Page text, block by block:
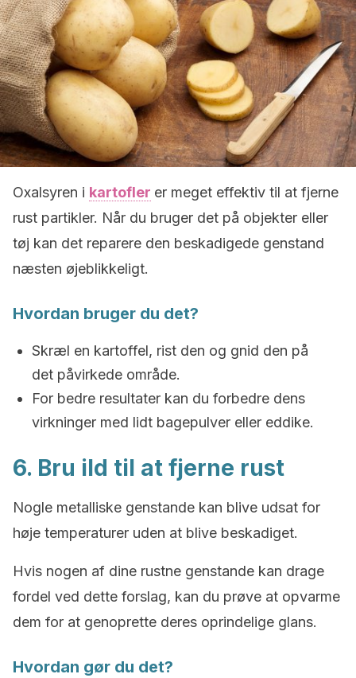
Oxalsyren i kartofler er meget effektiv til at fjerne
rust partikler. Når du bruger det på objekter eller
tøj kan det reparere den beskadigede genstand
næsten øjeblikkeligt.
Hvordan bruger du det?
Skræl en kartoffel, rist den og gnid den på
det påvirkede område.
For bedre resultater kan du forbedre dens
virkninger med lidt bagepulver eller eddike.
6. Bru ild til at fjerne rust
Nogle metalliske genstande kan blive udsat for
høje temperaturer uden at blive beskadiget.
Hvis nogen af dine rustne genstande kan drage
fordel ved dette forslag, kan du prøve at opvarme
dem for at genoprette deres oprindelige glans.
Hvordan gør du det?